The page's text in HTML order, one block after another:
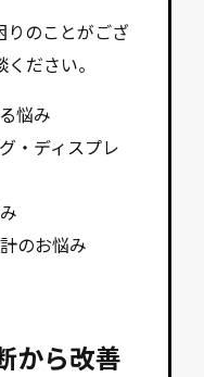
りのことがござ
ださい。
悩み
・ディスプレ
のお悩み
から改善